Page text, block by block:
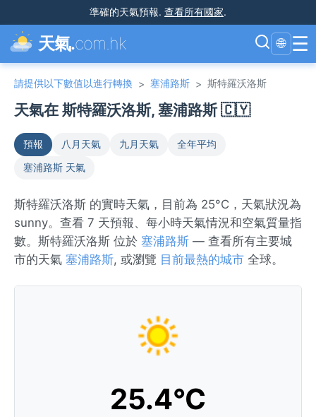
準確的天氣預報. 查看所有國家.
天氣.com.hk 🌐 ☰
請提供以下數值以進行轉換 > 塞浦路斯 > 斯特羅沃洛斯
天氣在 斯特羅沃洛斯, 塞浦路斯 🇨🇾
預報 八月天氣 九月天氣
全年平均
塞浦路斯 天氣
斯特羅沃洛斯 的實時天氣，目前為 25°C，天氣狀況為
sunny。查看 7 天預報、每小時天氣情況和空氣質量指
數。斯特羅沃洛斯 位於 塞浦路斯 — 查看所有主要城
市的天氣 塞浦路斯, 或瀏覽 目前最熱的城市 全球。
25.4°C